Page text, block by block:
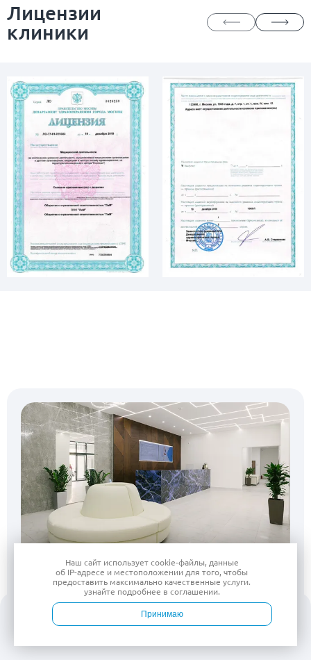
Лицензии
клиники
Есть вопросы?
Оставьте заявку, мы перезвоним
и с радостью на
Наш сайт используетcookie-файлы, данные
об IP-адресе и местоположении для того, чтобы
предоставить максимально качественные услуги.
узнайте подробнее в соглашении.
Принимаю